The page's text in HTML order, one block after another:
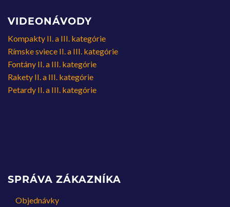
VIDEONÁVODY
Kompakty II. a III. kategórie
Rímske sviece II. a III. kategórie
Fontány II. a III. kategórie
Rakety II. a III. kategórie
Petardy II. a III. kategórie
SPRÁVA ZÁKAZNÍKA
Objednávky